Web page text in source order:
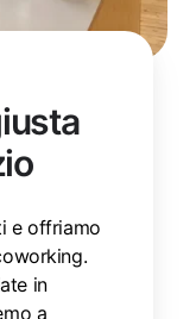
e offriamo
in
a